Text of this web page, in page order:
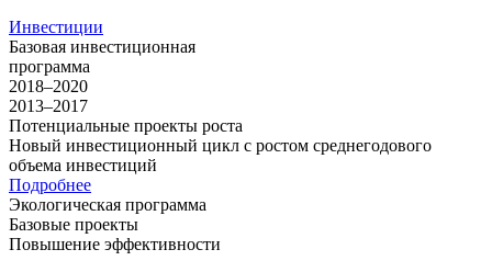
Инвестиции
Базовая инвестиционная
программа
2018–2020
2013–2017
Потенциальные проекты роста
Новый инвестиционный цикл с ростом среднегодового
объема инвестиций
Подробнее
Экологическая программа
Базовые проекты
Повышение эффективности